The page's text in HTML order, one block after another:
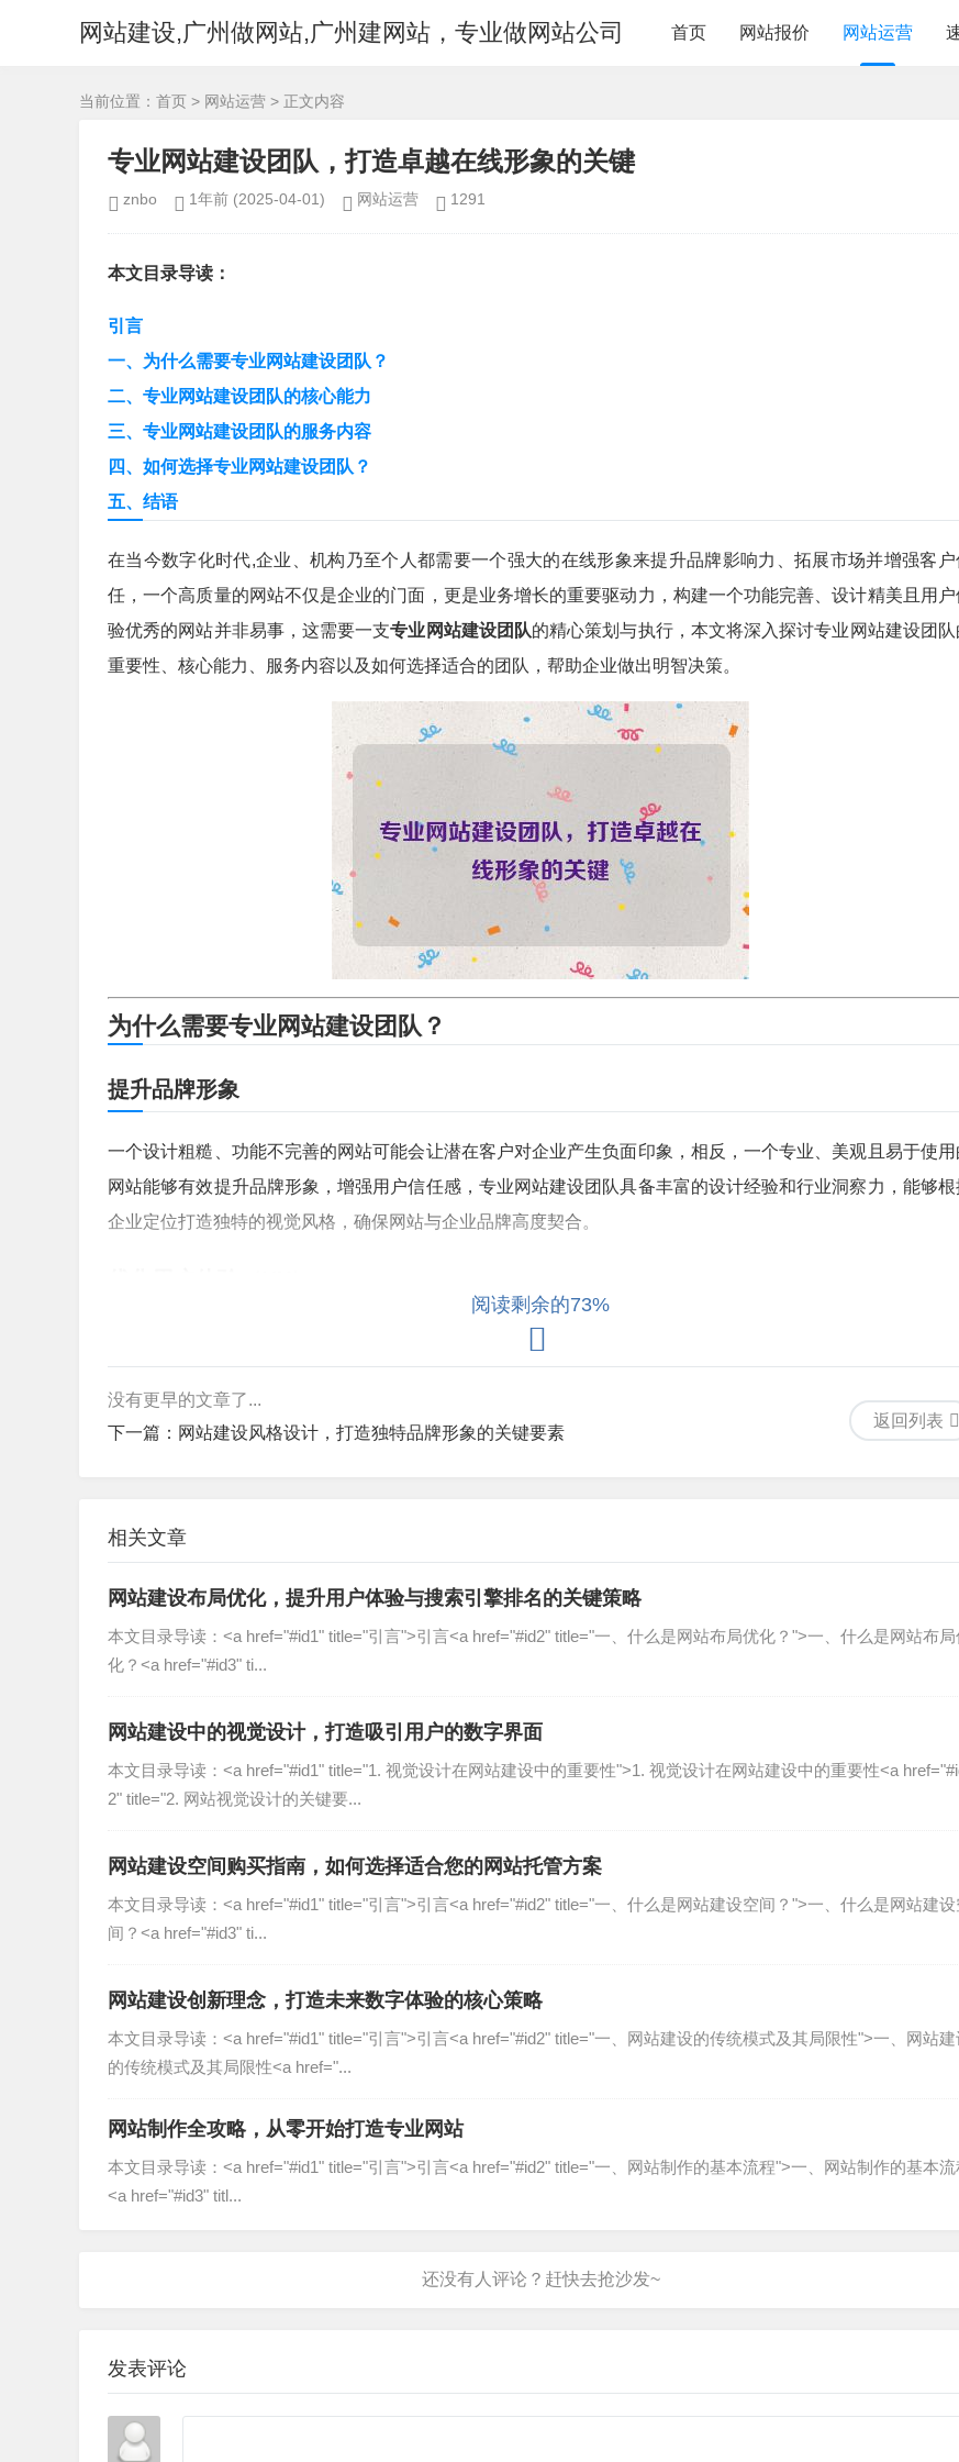
网站建设,广州做网站,广州建网站，专业做网站公司 首页 网站报价 网站运营
当前位置： 首页 > 网站运营 > 正文内容
专业网站建设团队，打造卓越在线形象的关键
znbo 1年前 (2025-04-01) 网站运营 1291
本文目录导读：
引言
一、为什么需要专业网站建设团队？
二、专业网站建设团队的核心能力
三、专业网站建设团队的服务内容
四、如何选择专业网站建设团队？
五、结语
在当今数字化时代,企业、机构乃至个人都需要一个强大的在线形象来提升品牌影响力、拓展市场并增强客户
任，一个高质量的网站不仅是企业的门面，更是业务增长的重要驱动力，构建一个功能完善、设计精美且用户
验优秀的网站并非易事，这需要一支专业网站建设团队的精心策划与执行，本文将深入探讨专业网站建设团队
重要性、核心能力、服务内容以及如何选择适合的团队，帮助企业做出明智决策。
为什么需要专业网站建设团队？
提升品牌形象
一个设计粗糙、功能不完善的网站可能会让潜在客户对企业产生负面印象，相反，一个专业、美观且易于使用
网站能够有效提升品牌形象，增强用户信任感，专业网站建设团队具备丰富的设计经验和行业洞察力，能够根
企业定位打造独特的视觉风格，确保网站与企业品牌高度契合。
提高搜索引擎排名（SEO）
佳实践，包括代码优化、关键词布局、移动端适配等，确保网站在搜索引擎中占据有利位置。
确保安全性与稳定性
长期技术支持与维护
网站上线后仍需持续优化和维护,专业团队不仅提供开发服务，还能提供后续的技术支持、功能升级和安全更新
专业网站建设团队的核心能力
能够根据企业品牌调性设计独特的视觉风格
精通UI/UX设计，确保网站美观且易用
前端与后端开发能力
熟练掌握HTML5、CSS3、JavaScript等前端技术
了解搜索引擎算法,优化网站结构和内容
能够整合社交媒体、内容营销等策略
提供数据分析工具（如Google Analytics）的配置
阅读剩余的73%
返回列表
没有更早的文章了...
下一篇： 网站建设风格设计，打造独特品牌形象的关键要素
相关文章
网站建设布局优化，提升用户体验与搜索引擎排名的关键策略
本文目录导读：˂a href="#id1" title="引言"˃引言˂a href="#id2" title="一、什么是网站布局优化？"˃一、什么是网站布局
化？˂a href="#id3" ti...
网站建设中的视觉设计，打造吸引用户的数字界面
本文目录导读：˂a href="#id1" title="1. 视觉设计在网站建设中的重要性"˃1. 视觉设计在网站建设中的重要性˂a
2" title="2. 网站视觉设计的关键要...
网站建设空间购买指南，如何选择适合您的网站托管方案
本文目录导读：˂a href="#id1" title="引言"˃引言˂a href="#id2" title="一、什么是网站建设空间？"˃一、什么是网站建设
间？˂a href="#id3" ti...
网站建设创新理念，打造未来数字体验的核心策略
本文目录导读：˂a href="#id1" title="引言"˃引言˂a href="#id2" title="一、网站建设的传统模式及其局限性"˃一、网站建
的传统模式及其局限性˂a href="...
网站制作全攻略，从零开始打造专业网站
本文目录导读：˂a href="#id1" title="引言"˃引言˂a href="#id2" title="一、网站制作的基本流程"˃一、网站制作的基本流
˂a href="#id3" titl...
发表评论